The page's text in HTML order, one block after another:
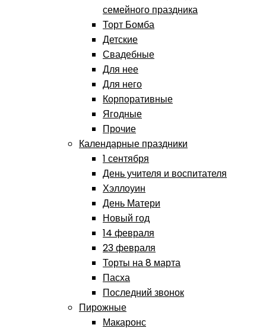
семейного праздника
Торт Бомба
Детские
Свадебные
Для нее
Для него
Корпоративные
Ягодные
Прочие
Календарные праздники
1 сентября
День учителя и воспитателя
Хэллоуин
День Матери
Новый год
14 февраля
23 февраля
Торты на 8 марта
Пасха
Последний звонок
Пирожные
Макаронс